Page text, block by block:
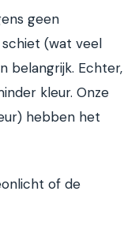
geen
(wat veel
belangrijk. Echter,
kleur. Onze
hebben het
of de